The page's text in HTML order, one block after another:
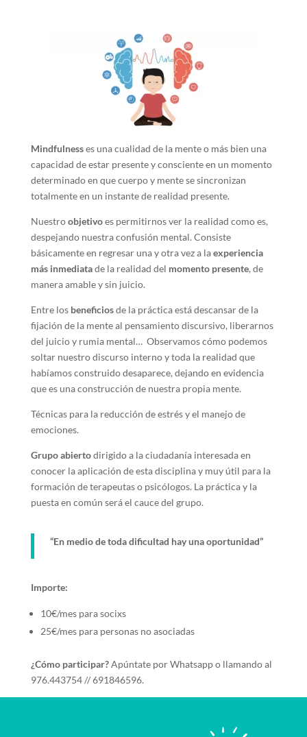
Mindfulnesses una cualidad de la mente o más bien una
capacidad de estar presente y consciente en un momento
determinado en que cuerpo y mente se sincronizan
totalmente en un instante de realidad presente.
Nuestroobjetivoes permitirnos ver la realidad como es,
despejando nuestra confusión mental. Consiste
básicamente en regresar una y otra vez a laexperiencia
más inmediatade la realidad del momento presente, de
manera amable y sin juicio.
Entre los beneficiosde la práctica está descansar de la
fijación de la mente al pensamiento discursivo, liberarnos
del juicio y rumia mental… Observamos cómo podemos
soltar nuestro discurso interno y toda la realidad que
habíamos construido desaparece, dejando en evidencia
que es una construcción de nuestra propia mente.
Técnicas para la reducción de estrés y el manejo de
emociones.
Grupo abiertodirigido a la ciudadanía interesada en
conocer la aplicación de esta disciplina y muy útil para la
formación de terapeutas o psicólogos. La práctica y la
puesta en común será el cauce del grupo.
“En medio de toda dificultad hay una oportunidad”
Importe:
10€/mes para socixs
25€/mes para personas no asociadas
¿Cómo participar?Apúntate por Whatsapp o llamando al
976.443754 // 691846596.